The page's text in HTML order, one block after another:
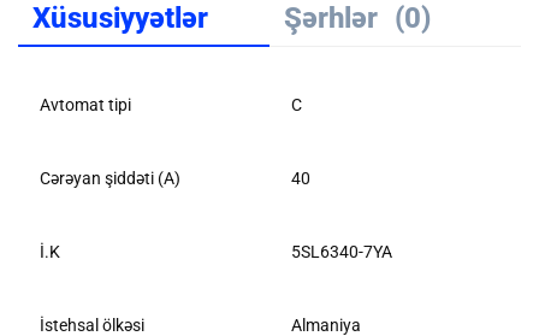
Xüsusiyyətlər Şərhlər (0)
Avtomat tipi C
Cərəyan şiddəti (A) 40
İ.K 5SL6340-7YA
İstehsal ölkəsi Almaniya